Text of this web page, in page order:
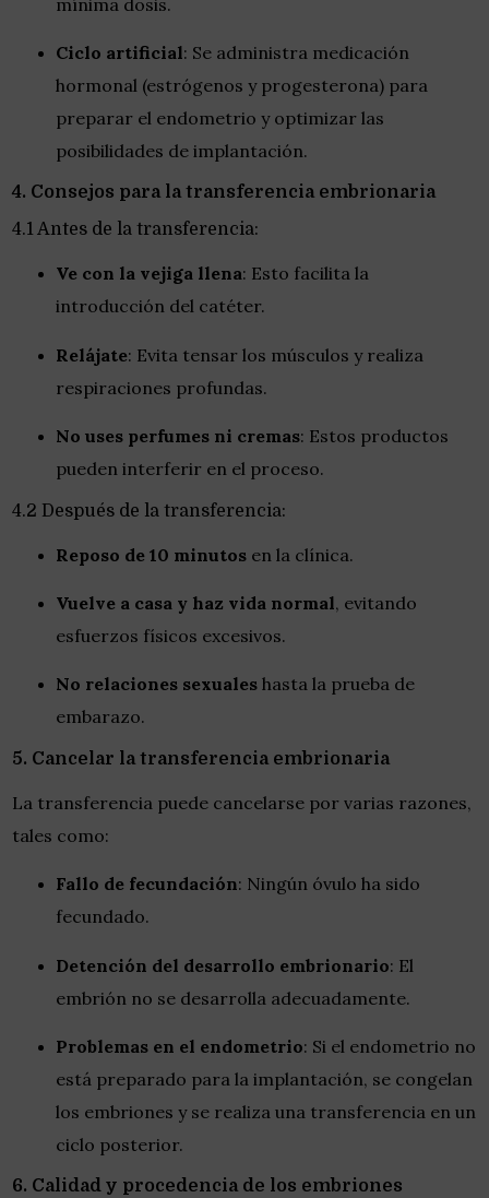
Ciclo artificial: Se administra medicación
hormonal (estrógenos y progesterona) para
preparar el endometrio y optimizar las
posibilidades de implantación.
4. Consejos para la transferencia embrionaria
4.1 Antes de la transferencia:
Ve con la vejiga llena: Esto facilita la
introducción del catéter.
Relájate: Evita tensar los músculos y realiza
respiraciones profundas.
No uses perfumes ni cremas: Estos productos
pueden interferir en el proceso.
4.2 Después de la transferencia:
Reposo de 10 minutos en la clínica.
Vuelve a casa y haz vida normal, evitando
esfuerzos físicos excesivos.
No relaciones sexuales hasta la prueba de
embarazo.
5. Cancelar la transferencia embrionaria
La transferencia puede cancelarse por varias razones,
tales como:
Fallo de fecundación: Ningún óvulo ha sido
fecundado.
Detención del desarrollo embrionario: El
embrión no se desarrolla adecuadamente.
Problemas en el endometrio: Si el endometrio no
está preparado para la implantación, se congelan
los embriones y se realiza una transferencia en un
ciclo posterior.
6. Calidad y procedencia de los embriones